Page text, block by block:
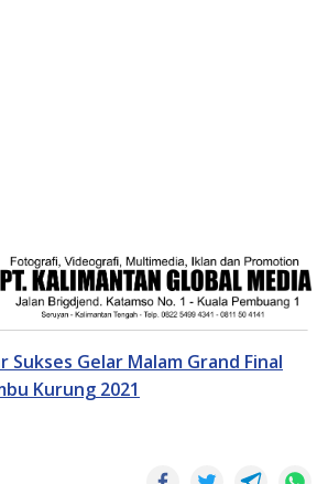
Sukses Gelar Malam Grand Final
Kurung 2021